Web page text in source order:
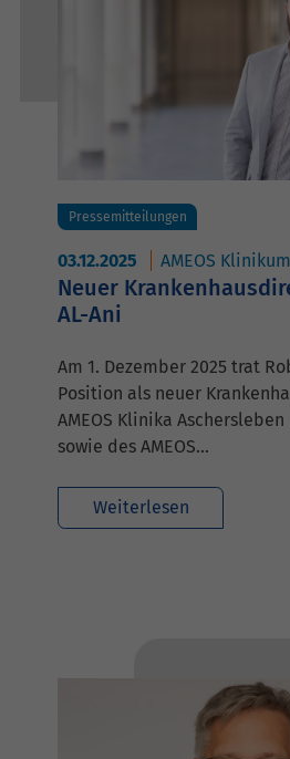
Pressemitteilungen
03.12.2025 AMEOS
Neuer
AL-Ani
Am 1. Dezember 2025 trat
Position als neuer
AMEOS Klinika
sowie des AMEOS…
Weiterlesen